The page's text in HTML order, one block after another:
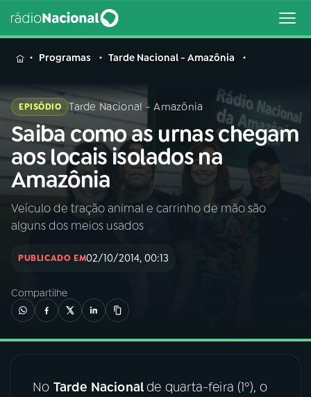
MENU
Buscar
na
Rádio
Nacional
Buscar
AO VIVO
INÍCIO
02A RÁDIO
03PROGRAMAÇÃO
04 PROGRAMAS
Programas Tarde Nacional - Amazônia
EPISÓDIO Tarde Nacional - Amazônia
Saiba como as urnas chegam
aos locais isolados na
Amazônia
Veículo de tração animal e carrinho de mão são
alguns dos meios usados
PUBLICADO EM02/10/2014, 00:13
Compartilhe
No Tarde Nacionalde quarta-feira (1º), o